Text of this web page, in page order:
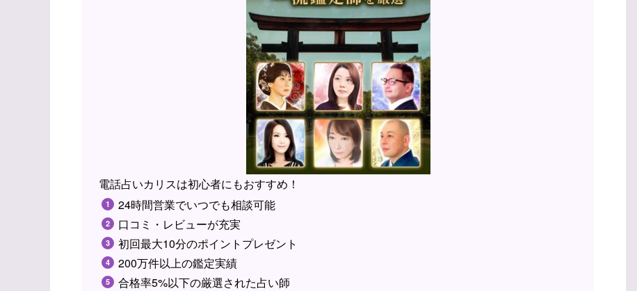
電話占いカリスは初心者にもおすすめ！
24時間営業でいつでも相談可能
口コミ・レビューが充実
初回最大10分のポイントプレゼント
200万件以上の鑑定実績
合格率5%以下の厳選された占い師